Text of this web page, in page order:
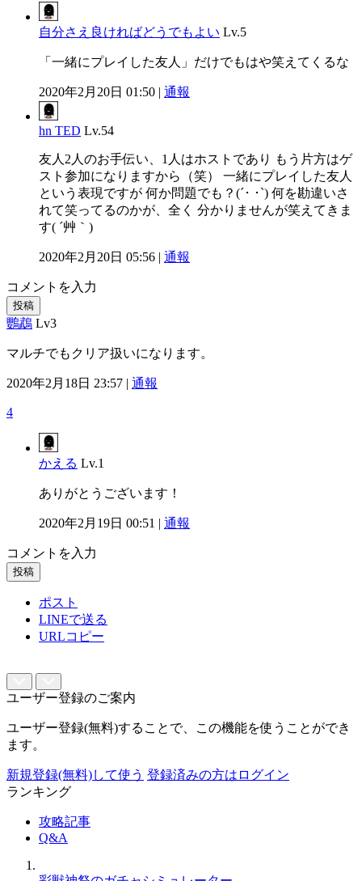
自分さえ良ければどうでもよい Lv.5
「一緒にプレイした友人」だけでもはや笑えてくるな
2020年2月20日 01:50 | 通報
hn TED Lv.54
友人2人のお手伝い、1人はホストであり もう片方はゲ
スト参加になりますから（笑） 一緒にプレイした友人
という表現ですが 何か問題でも？(´･ ･`) 何を勘違いさ
れて笑ってるのかが、全く 分かりませんが笑えてきま
す( ´艸｀)
2020年2月20日 05:56 | 通報
コメントを入力
投稿
鸚鵡 Lv3
マルチでもクリア扱いになります。
2020年2月18日 23:57 | 通報
4
かえる Lv.1
ありがとうございます！
2020年2月19日 00:51 | 通報
コメントを入力
投稿
ポスト
LINEで送る
URLコピー
ユーザー登録のご案内
ユーザー登録(無料)することで、この機能を使うことができ
ます。
新規登録(無料)して使う 登録済みの方はログイン
ランキング
攻略記事
Q&A